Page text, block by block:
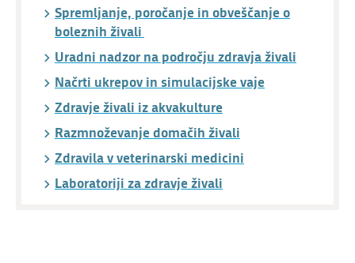
Spremljanje, poročanje in obveščanje o
boleznih živali
Uradni nadzor na področju zdravja živali
Načrti ukrepov in simulacijske vaje
Zdravje živali iz akvakulture
Razmnoževanje domačih živali
Zdravila v veterinarski medicini
Laboratoriji za zdravje živali